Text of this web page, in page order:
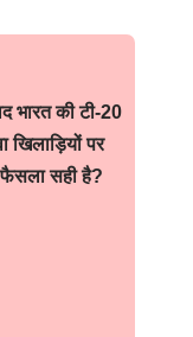
भारत की टी-20
खिलाड़ियों पर
फैसला सही है?